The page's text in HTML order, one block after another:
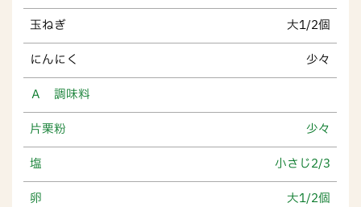
玉ねぎ 大1/2個
にんにく 少々
Ａ 調味料
片栗粉 少々
塩 小さじ2/3
卵 大1/2個